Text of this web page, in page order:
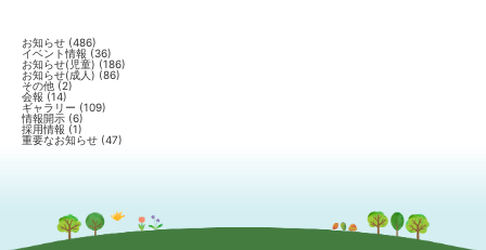
お知らせ (486)
イベント情報 (36)
お知らせ(児童) (186)
お知らせ(成人) (86)
その他 (2)
会報 (14)
ギャラリー (109)
情報開示 (6)
採用情報 (1)
重要なお知らせ (47)